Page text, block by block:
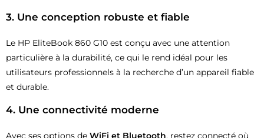
3. Une conception robuste et fiable
Le HP EliteBook 860 G10 est conçu avec une attention
particulière à la durabilité, ce qui le rend idéal pour les
utilisateurs professionnels à la recherche d’un appareil fiable
et durable.
4. Une connectivité moderne
Avec ses options de WiFi et Bluetooth, restez connecté où